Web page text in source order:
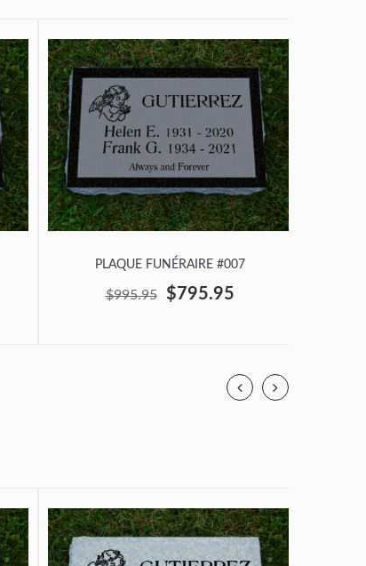
PLAQUE FUNÉRAIRE #007
$995.95 $795.95